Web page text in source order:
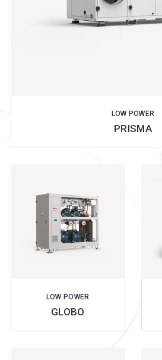
LOW POWER
PRISMA
LOW POWER
GLOBO